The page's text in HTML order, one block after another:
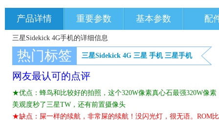
产品详情 重要参数 基本参数 配
三星Sidekick 4G手机的详细信息
热门标签 三星Sidekick 4G 三星 手机 三星手机
网友最认可的点评
★优点：蜂鸟和比较好的拍照，这个320W像素真心石最强320W像
美观度秒了三星TW，还有前置摄像头
★缺点：屎一样的续航，非常屎的续航！没闪光灯，很无语。ROM